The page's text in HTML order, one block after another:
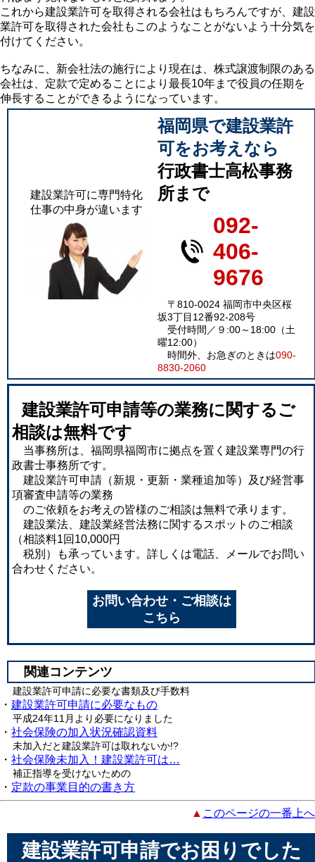
これから建設業許可を取得される会社はもちろんですが、建設
業許可を取得された会社もこのようなことがないよう十分気を
付けてください。
ちなみに、新会社法の施行により現在は、株式譲渡制限のある
会社は、定款で定めることにより最長10年まで役員の任期を
伸長することができるようになっています。
建設業許可に専門特化
仕事の中身が違います
福岡県で建設業許
可をお考えなら
行政書士高松事務
所まで
092-
406-
9676
〒810-0024 福岡市中央区桜
坂3丁目12番92-208号
受付時間／９:00～18:00（土
曜12:00）
時間外、お急ぎのときは090-
8830-2060
建設業許可申請等の業務に関するご
相談は無料です
当事務所は、福岡県福岡市に拠点を置く建設業専門の行
政書士事務所です。
建設業許可申請（新規・更新・業種追加等）及び経営事
項審査申請等の業務
のご依頼をお考えの皆様のご相談は無料で承ります。
建設業法、建設業経営法務に関するスポットのご相談
（相談料1回10,000円
税別）も承っています。詳しくは電話、メールでお問い
合わせください。
お問い合わせ・ご相談は
こちら
関連コンテンツ
建設業許可申請に必要な書類及び手数料
・ 建設業許可申請に必要なもの
平成24年11月より必要になりました
・ 社会保険の加入状況確認資料
未加入だと建設業許可は取れないか!?
・ 社会保険未加入！建設業許可は…
補正指導を受けないための
・ 定款の事業目的の書き方
▲ このページの一番上へ
建設業許可申請でお困りでした